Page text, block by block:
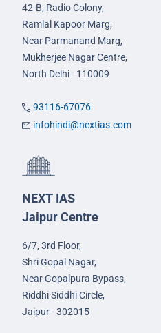
42-B, Radio Colony,
Ramlal Kapoor Marg,
Near Parmanand Marg,
Mukherjee Nagar Centre,
North Delhi - 110009
93116-67076
infohindi@nextias.com
NEXT IAS
Jaipur Centre
6/7, 3rd Floor,
Shri Gopal Nagar,
Near Gopalpura Bypass,
Riddhi Siddhi Circle,
Jaipur - 302015